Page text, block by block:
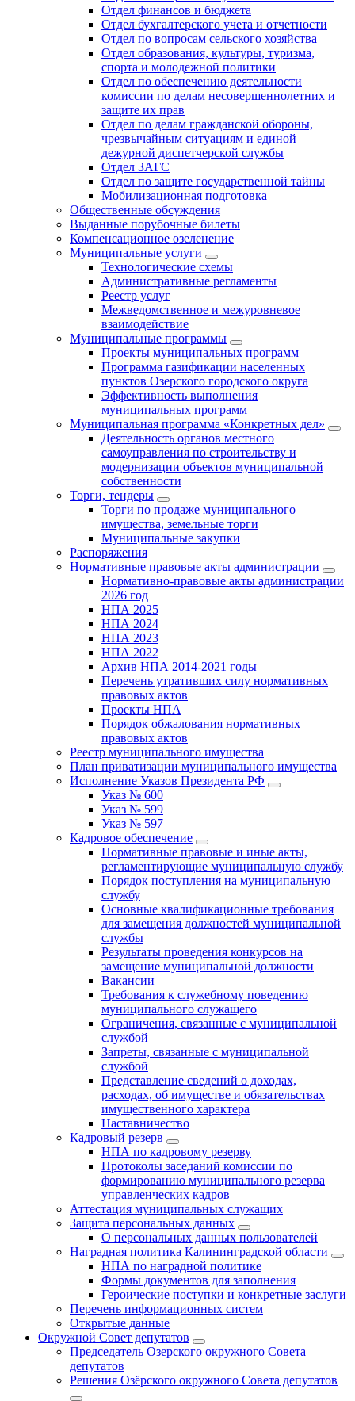
Отдел финансов и бюджета
Отдел бухгалтерского учета и отчетности
Отдел по вопросам сельского хозяйства
Отдел образования, культуры, туризма,
спорта и молодежной политики
Отдел по обеспечению деятельности
комиссии по делам несовершеннолетних и
защите их прав
Отдел по делам гражданской обороны,
чрезвычайным ситуациям и единой
дежурной диспетчерской службы
Отдел ЗАГС
Отдел по защите государственной тайны
Мобилизационная подготовка
Общественные обсуждения
Выданные порубочные билеты
Компенсационное озеленение
Муниципальные услуги
Технологические схемы
Административные регламенты
Реестр услуг
Межведомственное и межуровневое
взаимодействие
Муниципальные программы
Проекты муниципальных программ
Программа газификации населенных
пунктов Озерского городского округа
Эффективность выполнения
муниципальных программ
Муниципальная программа «Конкретных дел»
Деятельность органов местного
самоуправления по строительству и
модернизации объектов муниципальной
собственности
Торги, тендеры
Торги по продаже муниципального
имущества, земельные торги
Муниципальные закупки
Распоряжения
Нормативные правовые акты администрации
Нормативно-правовые акты администрации
2026 год
НПА 2025
НПА 2024
НПА 2023
НПА 2022
Архив НПА 2014-2021 годы
Перечень утративших силу нормативных
правовых актов
Проекты НПА
Порядок обжалования нормативных
правовых актов
Реестр муниципального имущества
План приватизации муниципального имущества
Исполнение Указов Президента РФ
Указ № 600
Указ № 599
Указ № 597
Кадровое обеспечение
Нормативные правовые и иные акты,
регламентирующие муниципальную службу
Порядок поступления на муниципальную
службу
Основные квалификационные требования
для замещения должностей муниципальной
службы
Результаты проведения конкурсов на
замещение муниципальной должности
Вакансии
Требования к служебному поведению
муниципального служащего
Ограничения, связанные с муниципальной
службой
Запреты, связанные с муниципальной
службой
Представление сведений о доходах,
расходах, об имуществе и обязательствах
имущественного характера
Наставничество
Кадровый резерв
НПА по кадровому резерву
Протоколы заседаний комиссии по
формированию муниципального резерва
управленческих кадров
Аттестация муниципальных служащих
Защита персональных данных
О персональных данных пользователей
Наградная политика Калининградской области
НПА по наградной политике
Формы документов для заполнения
Героические поступки и конкретные заслуги
Перечень информационных систем
Открытые данные
Окружной Совет депутатов
Председатель Озерского окружного Совета
депутатов
Решения Озёрского окружного Совета депутатов